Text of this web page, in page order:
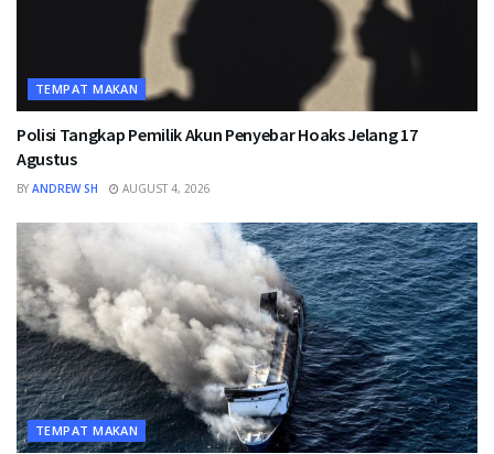
TEMPAT MAKAN
Polisi Tangkap Pemilik Akun Penyebar Hoaks Jelang 17
Agustus
BY ANDREW SH AUGUST 4, 2026
TEMPAT MAKAN